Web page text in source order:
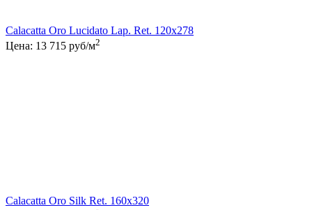
Calacatta Oro Lucidato Lap. Ret. 120x278
Цена: 13 715 руб/м2
Calacatta Oro Silk Ret. 160x320